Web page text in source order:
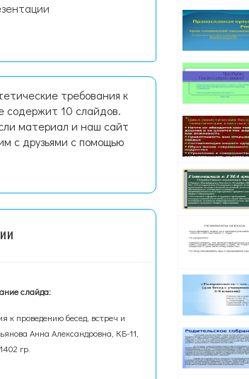
требования к
содержит 10 слайдов.
материал и наш сайт
с друзьями с помощью
слайда:
к проведению бесед, встреч и
Анна Александровна, КБ-11,
1402 гр.